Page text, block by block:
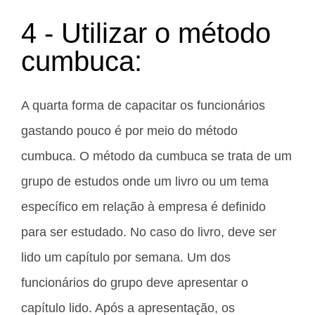
4 - Utilizar o método
cumbuca:
A quarta forma de capacitar os funcionários
gastando pouco é por meio do método
cumbuca. O método da cumbuca se trata de um
grupo de estudos onde um livro ou um tema
específico em relação à empresa é definido
para ser estudado. No caso do livro, deve ser
lido um capítulo por semana. Um dos
funcionários do grupo deve apresentar o
capítulo lido. Após a apresentação, os